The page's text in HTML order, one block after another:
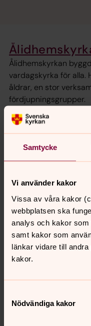
Samtycke
Vi använder kakor
Vissa av våra kakor
webbplatsen ska
analys och kakor som
samt kakor som
länkar vidare till
kakor.
Nödvändiga kakor
Ålidhemskyrkan
vardagskyrka för alla.
åldrar, en stor
fördjupningsgrupper.
Carlskyrkan
Carlskyrkan invigdes
här är alla välkomna.
Innertavle
Missionshuset ligger
utanför Umeå. Här
söndag i månaden
Kyrkhörnan,